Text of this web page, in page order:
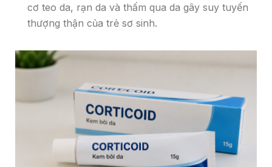
cơ teo da, rạn da và thấm qua da gây suy tuyến
thượng thận của trẻ sơ sinh.